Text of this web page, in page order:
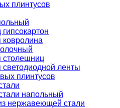
плинтусов
столешниц
ленты
плинтусов
напольный
нержавеющей стали